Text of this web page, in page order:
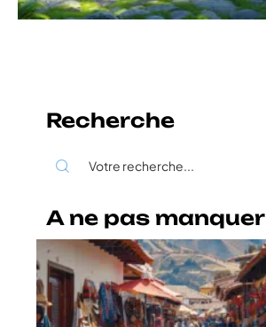
Recherche
A ne pas manquer